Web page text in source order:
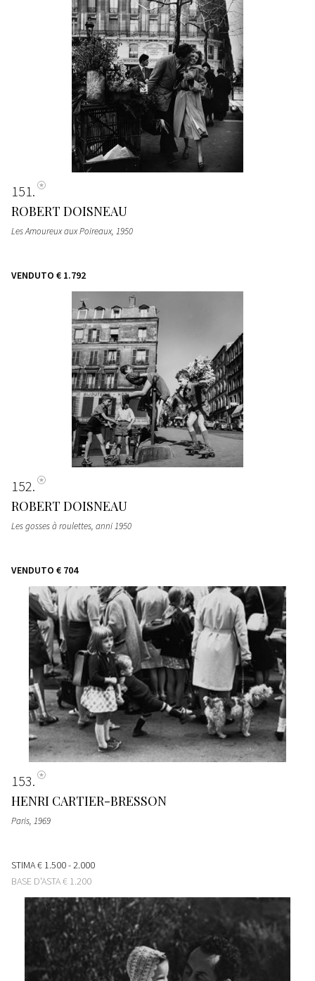
151
ROBERT DOISNEAU
Les Amoureux aux Poireaux, 1950
VENDUTO € 1.792
152
ROBERT DOISNEAU
Les gosses à roulettes, anni 1950
VENDUTO € 704
153
HENRI CARTIER-BRESSON
Paris, 1969
STIMA€ 1.500 - 2.000
BASE D'ASTA€ 1.200